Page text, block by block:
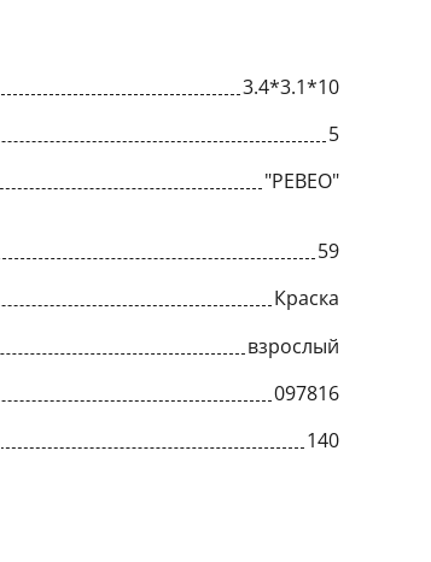
3.4*3.1*10
5
"PEBEO"
59
Краска
взрослый
097816
140